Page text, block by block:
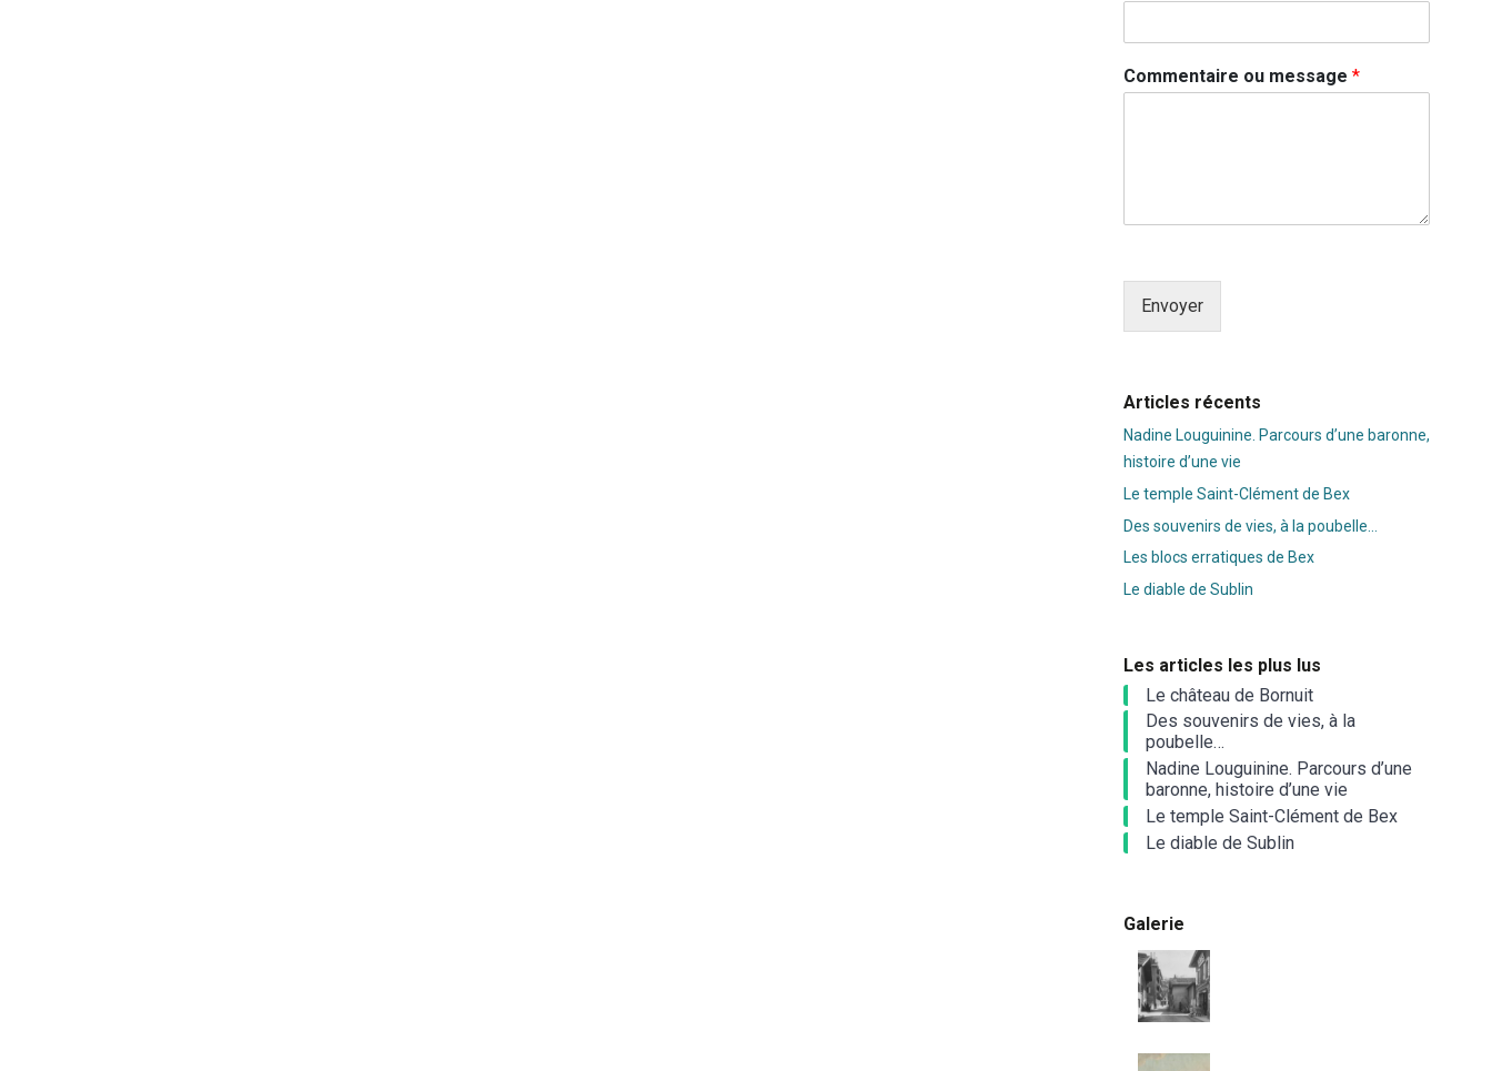
Commentaire ou message *
Envoyer
Articles récents
Nadine Louguinine. Parcours d’une baronne,
histoire d’une vie
Le temple Saint-Clément de Bex
Des souvenirs de vies, à la poubelle…
Les blocs erratiques de Bex
Le diable de Sublin
Les articles les plus lus
Le château de Bornuit
Des souvenirs de vies, à la
poubelle…
Nadine Louguinine. Parcours d’une
baronne, histoire d’une vie
Le temple Saint-Clément de Bex
Le diable de Sublin
Galerie